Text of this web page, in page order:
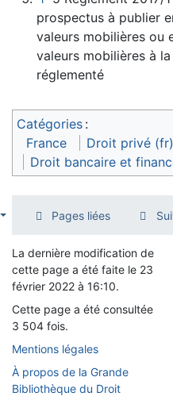
prospectus à publier
valeurs mobilières ou
valeurs mobilières à
réglementé
Catégories :
France
Droit privé (fr)
Droit bancaire et
Pages liées
La dernière modification de
cette page a été faite le 23
février 2022 à 16:10.
Cette page a été consultée
3 504 fois.
Mentions légales
À propos de la Grande
Bibliothèque du Droit